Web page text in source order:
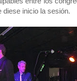
diese inicio la sesión.